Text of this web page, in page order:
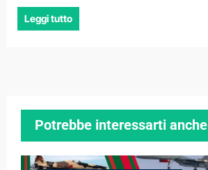
Leggi tutto
Potrebbe interessarti anche